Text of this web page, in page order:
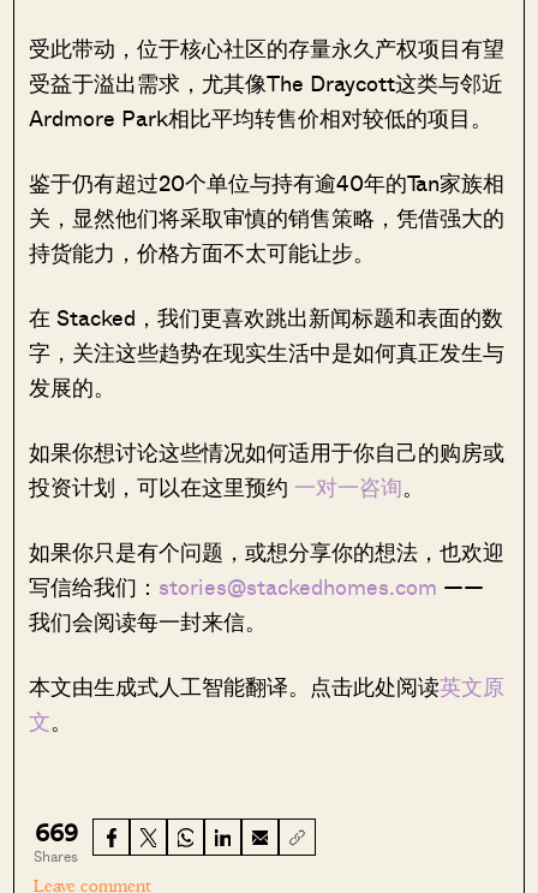
受此带动，位于核心社区的存量永久产权项目有望
受益于溢出需求，尤其像The Draycott这类与邻近
Ardmore Park相比平均转售价相对较低的项目。
鉴于仍有超过20个单位与持有逾40年的Tan家族相
关，显然他们将采取审慎的销售策略，凭借强大的
持货能力，价格方面不太可能让步。
在 Stacked，我们更喜欢跳出新闻标题和表面的数
字，关注这些趋势在现实生活中是如何真正发生与
发展的。
如果你想讨论这些情况如何适用于你自己的购房或
投资计划，可以在这里预约 一对一咨询。
如果你只是有个问题，或想分享你的想法，也欢迎
写信给我们： stories@stackedhomes.com ——
我们会阅读每一封来信。
本文由生成式人工智能翻译。点击此处阅读英文原
文。
669
Shares
Leave comment